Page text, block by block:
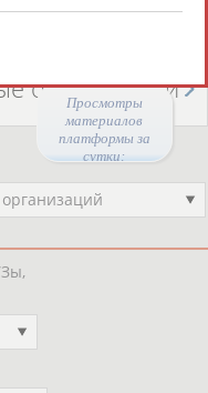
Просмотры
материалов
платформы за
сутки:
организации